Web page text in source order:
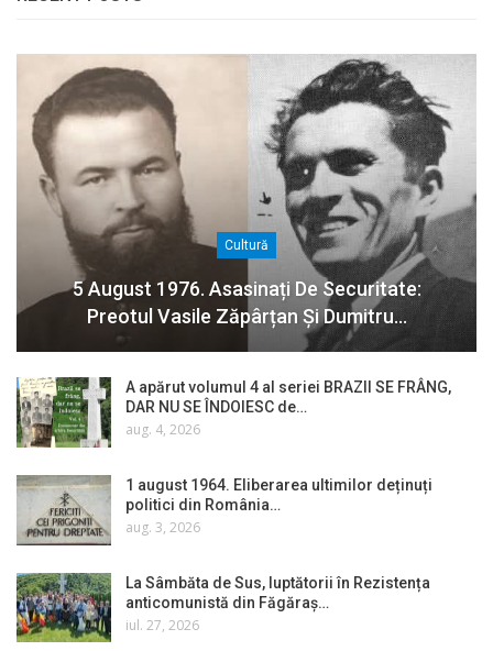
Cultură
5 August 1976. Asasinați De Securitate:
Preotul Vasile Zăpârțan Și Dumitru…
A apărut volumul 4 al seriei BRAZII SE FRÂNG,
DAR NU SE ÎNDOIESC de…
aug. 4, 2026
1 august 1964. Eliberarea ultimilor deținuți
politici din România…
aug. 3, 2026
La Sâmbăta de Sus, luptătorii în Rezistența
anticomunistă din Făgăraș…
iul. 27, 2026